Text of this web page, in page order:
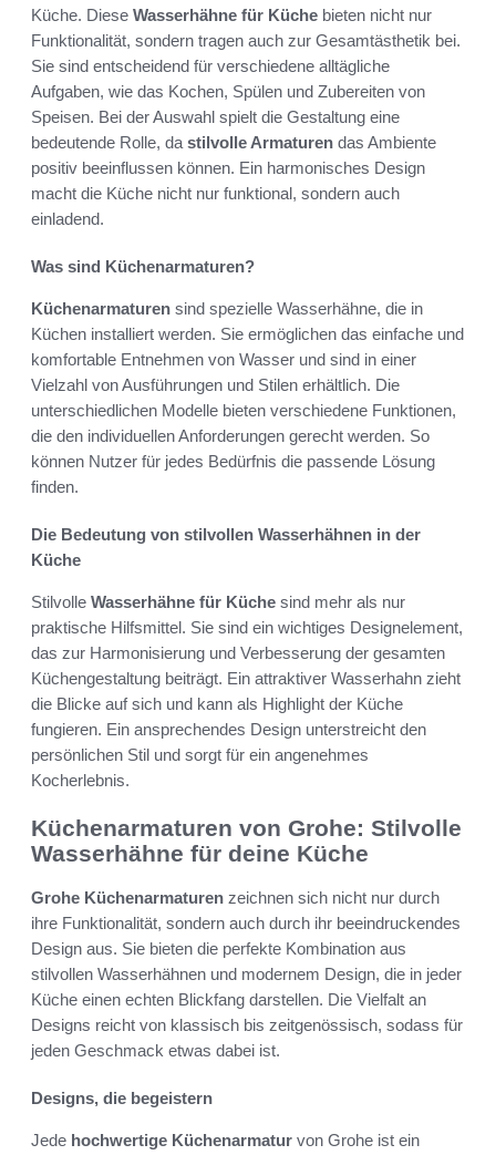
Küche. Diese Wasserhähne für Küche bieten nicht nur
Funktionalität, sondern tragen auch zur Gesamtästhetik bei.
Sie sind entscheidend für verschiedene alltägliche
Aufgaben, wie das Kochen, Spülen und Zubereiten von
Speisen. Bei der Auswahl spielt die Gestaltung eine
bedeutende Rolle, da stilvolle Armaturen das Ambiente
positiv beeinflussen können. Ein harmonisches Design
macht die Küche nicht nur funktional, sondern auch
einladend.
Was sind Küchenarmaturen?
Küchenarmaturen sind spezielle Wasserhähne, die in
Küchen installiert werden. Sie ermöglichen das einfache und
komfortable Entnehmen von Wasser und sind in einer
Vielzahl von Ausführungen und Stilen erhältlich. Die
unterschiedlichen Modelle bieten verschiedene Funktionen,
die den individuellen Anforderungen gerecht werden. So
können Nutzer für jedes Bedürfnis die passende Lösung
finden.
Die Bedeutung von stilvollen Wasserhähnen in der
Küche
Stilvolle Wasserhähne für Küche sind mehr als nur
praktische Hilfsmittel. Sie sind ein wichtiges Designelement,
das zur Harmonisierung und Verbesserung der gesamten
Küchengestaltung beiträgt. Ein attraktiver Wasserhahn zieht
die Blicke auf sich und kann als Highlight der Küche
fungieren. Ein ansprechendes Design unterstreicht den
persönlichen Stil und sorgt für ein angenehmes
Kocherlebnis.
Küchenarmaturen von Grohe: Stilvolle
Wasserhähne für deine Küche
Grohe Küchenarmaturen zeichnen sich nicht nur durch
ihre Funktionalität, sondern auch durch ihr beeindruckendes
Design aus. Sie bieten die perfekte Kombination aus
stilvollen Wasserhähnen und modernem Design, die in jeder
Küche einen echten Blickfang darstellen. Die Vielfalt an
Designs reicht von klassisch bis zeitgenössisch, sodass für
jeden Geschmack etwas dabei ist.
Designs, die begeistern
Jede hochwertige Küchenarmatur von Grohe ist ein